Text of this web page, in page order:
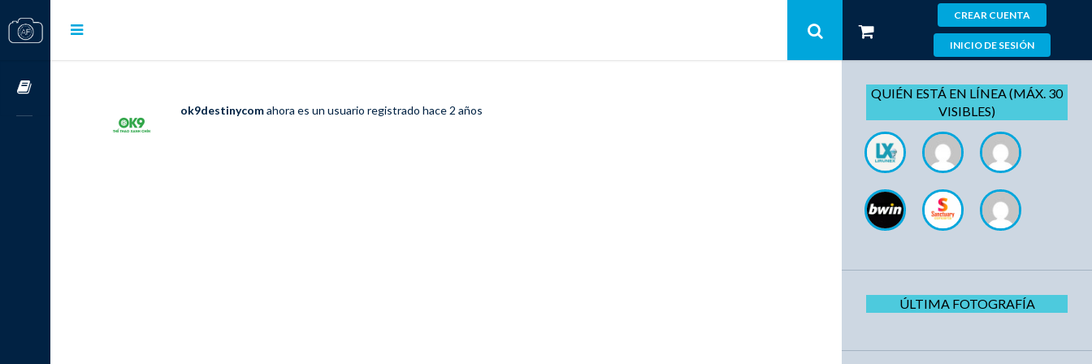
CREAR CUENTA
INICIO DE SESIÓN
ok9destinycomahora es un usuario registrado hace 2 años
QUIÉN ESTÁ EN LÍNEA (MÁX. 30
VISIBLES)
ÚLTIMA FOTOGRAFÍA